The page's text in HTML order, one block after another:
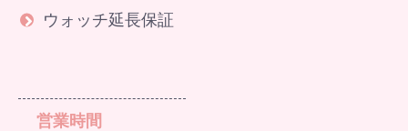
ウォッチ延長保証
営業時間